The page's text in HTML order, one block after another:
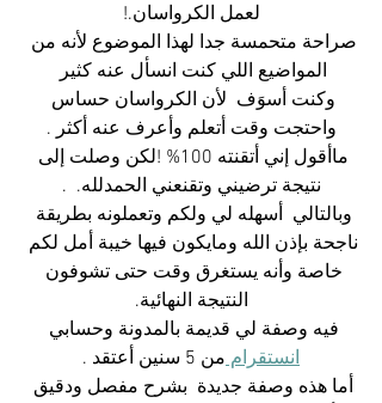
لعمل الكرواسان.!
صراحة متحمسة جدا لهذا الموضوع لأنه من
المواضيع اللي كنت انسأل عنه كثير
وكنت أسوَف  لأن الكرواسان حساس
واحتجت وقت أتعلم وأعرف عنه أكثر .
ماأقول إني أتقنته 100% !لكن وصلت إلى
نتيجة ترضيني وتقنعني الحمدلله.  .
وبالتالي  أسهله لي ولكم وتعملونه بطريقة
ناجحة بإذن الله ومايكون فيها خيبة أمل لكم
خاصة وأنه يستغرق وقت حتى تشوفون
النتيجة النهائية.
فيه وصفة لي قديمة بالمدونة وحسابي
انستقرام من 5 سنين أعتقد .
أما هذه وصفة جديدة  بشرح مفصل ودقيق